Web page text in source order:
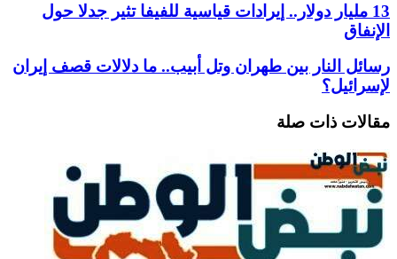
13 مليار دولار.. إيرادات قياسية للفيفا تثير جدلا حول
النار بين طهران وتل أبيب.. ما دلالات قصف إيران
ذات صلة